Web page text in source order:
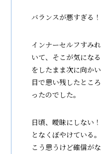
バランスが悪すぎる！
インナーセルフすみ
いて、そこが気にな
をしたまま次に向か
目で思い残したとこ
ったのでした。
日頃、曖昧にしない
となくぼやけている。
こう思うけど確信がな